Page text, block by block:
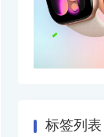
标签列表